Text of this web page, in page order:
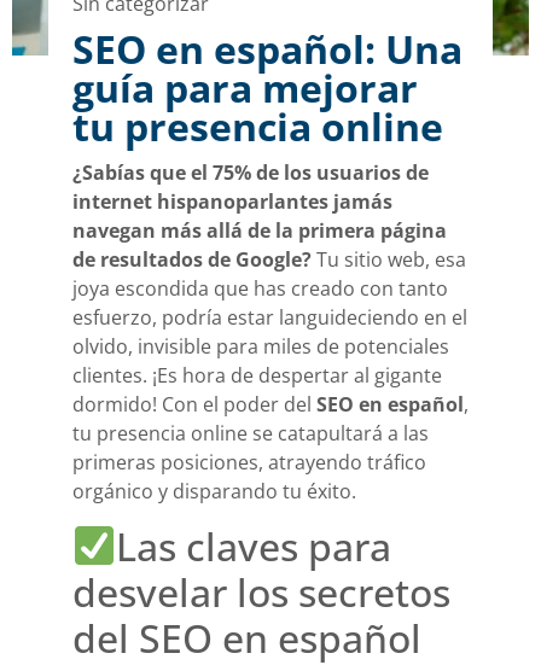
SEO en español: Una
guía para mejorar
tu presencia online
¿Sabías que el 75% de los usuarios de
internet hispanoparlantes jamás
navegan más allá de la primera página
de resultados de Google?Tu sitio web, esa
joya escondida que has creado con tanto
esfuerzo, podría estar languideciendo en el
olvido, invisible para miles de potenciales
clientes. ¡Es hora de despertar al gigante
dormido! Con el poder del SEO en español,
tu presencia online se catapultará a las
primeras posiciones, atrayendo tráfico
orgánico y disparando tu éxito.
Las claves para
desvelar los secretos
del SEO en español